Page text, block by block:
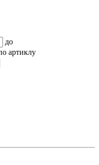
до
артиклу